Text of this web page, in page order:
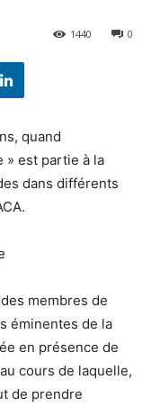
0
1440
quand
» est partie à la
dans différents
membres de
éminentes de la
en présence de
cours de laquelle,
de prendre